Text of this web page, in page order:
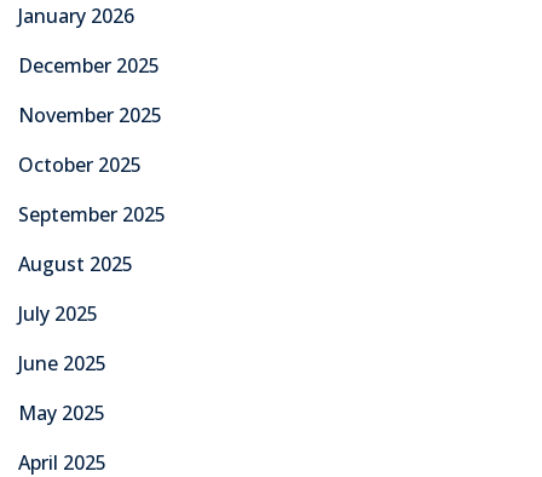
January 2026
December 2025
November 2025
October 2025
September 2025
August 2025
July 2025
June 2025
May 2025
April 2025